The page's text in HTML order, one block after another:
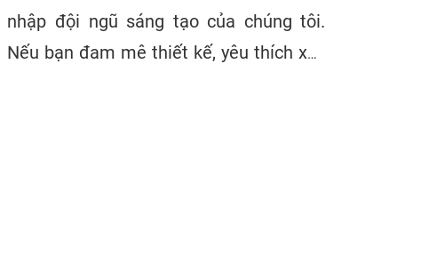
nhập đội ngũ sáng tạo của chúng tôi.
Nếu bạn đam mê thiết kế, yêu thích xây